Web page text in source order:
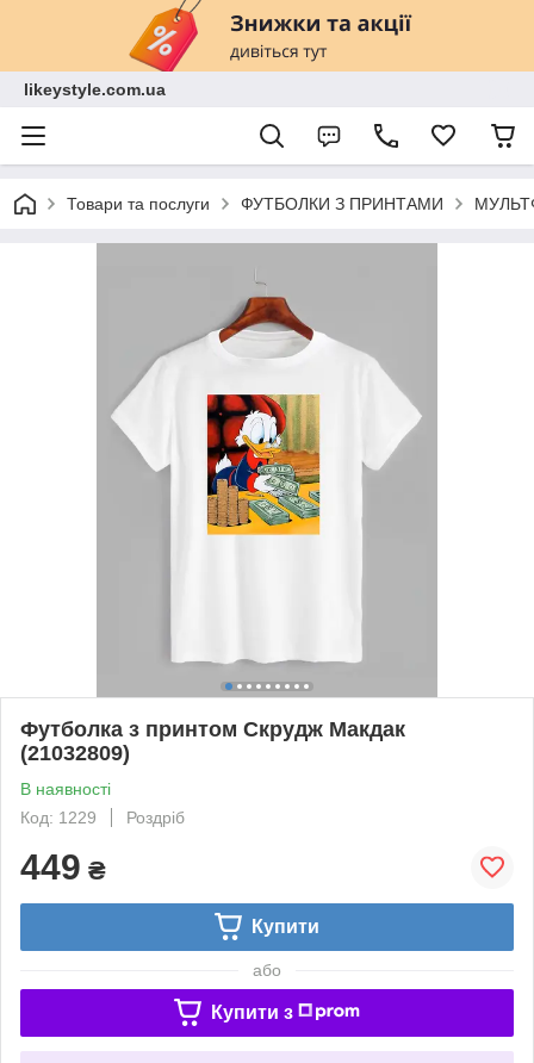
likeystyle.com.ua
Товари та послуги ФУТБОЛКИ З ПРИНТАМИ
Футболка з принтом Скрудж Макдак
(21032809)
В наявності
Код: 1229
Роздріб
449 ₴
Купити
або
Купити з